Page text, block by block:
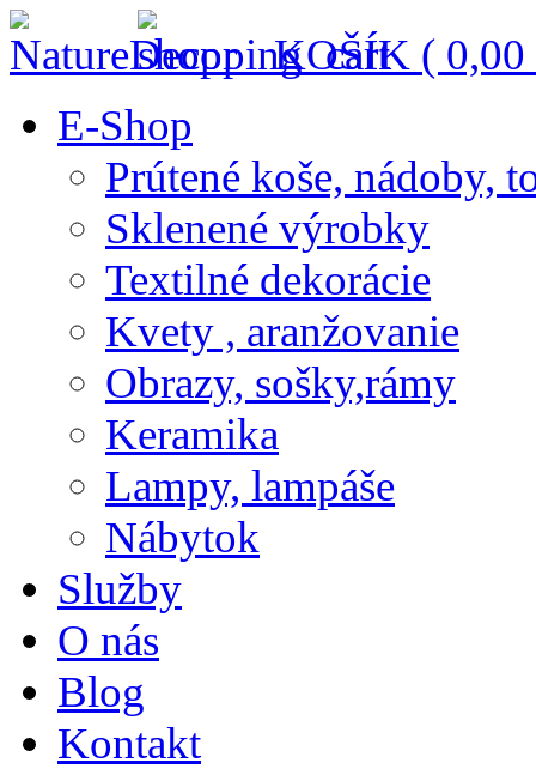
KOŠÍK ( 0,00
E-Shop
Prútené koše, nádoby,
Sklenené výrobky
Textilné dekorácie
Kvety , aranžovanie
Obrazy, sošky,rámy
Keramika
Lampy, lampáše
Nábytok
Služby
O nás
Blog
Kontakt